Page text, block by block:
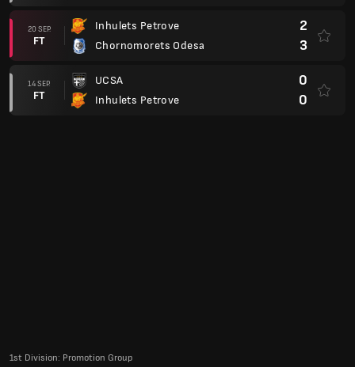
20 SEP.
FT
Inhulets Petrove
Chornomorets Odesa
2
3
14 SEP.
FT
UCSA
Inhulets Petrove
0
0
1st Division: Promotion Group